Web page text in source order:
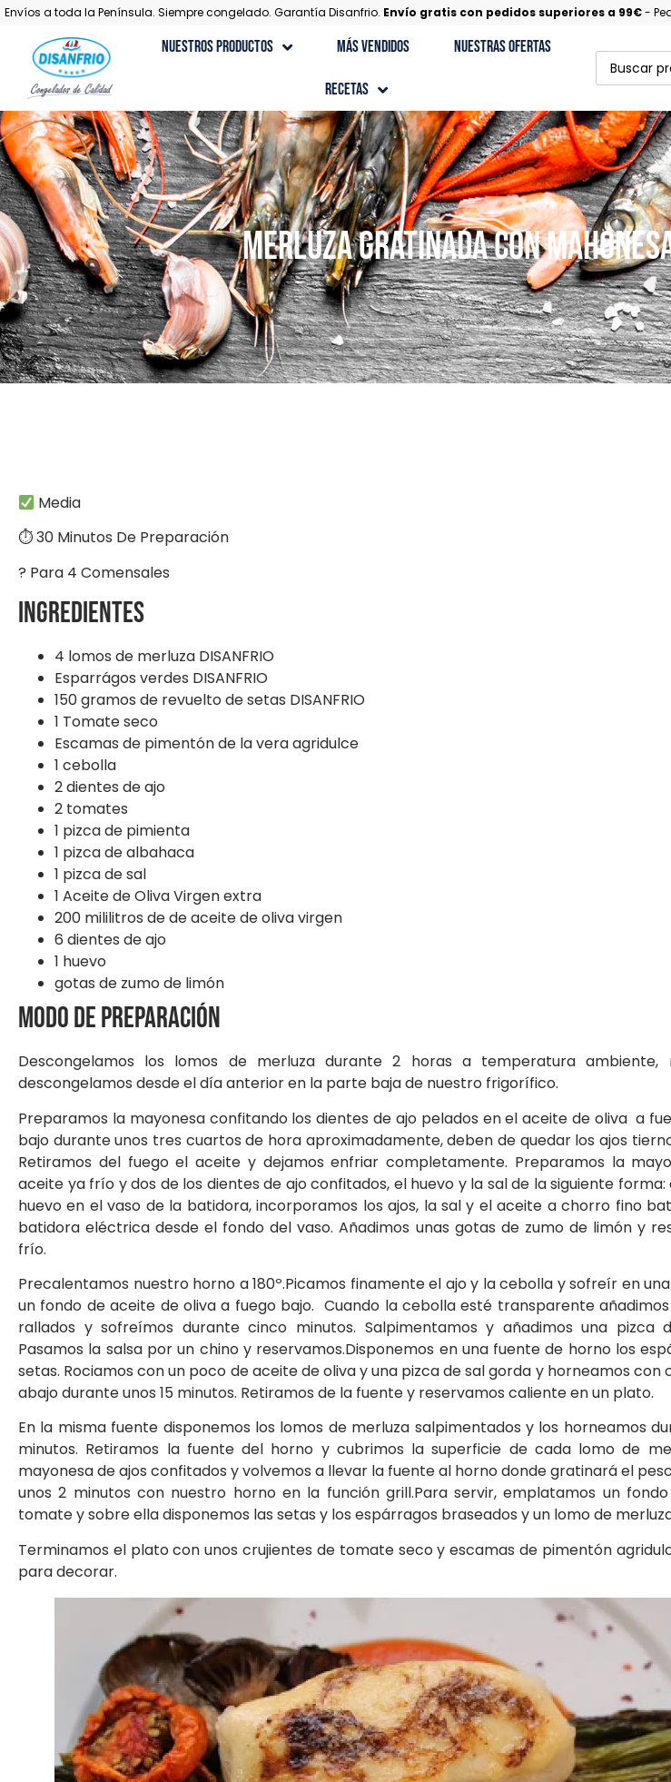
Envíos a toda la Península. Siempre congelado. Garantía Disanfrio. Envío gratis con pedidos superiores a 99€-
Nuestros Productos Más Vendidos Nuestras Ofertas
Recetas
Recetas con Carne
Recetas Gourmet
Recetas con Marisco
Recetas con Pescado
Recetas de Postres
Recetas con Verduras y Ensaladas
MERLUZA GRATINADA CON
Media
⏱ 30 Minutos De Preparación
? Para 4 Comensales
Ingredientes
4 lomos de merluza DISANFRIO
Esparrágos verdes DISANFRIO
150 gramos de revuelto de setas DISANFRIO
1 Tomate seco
Escamas de pimentón de la vera agridulce
1 cebolla
2 dientes de ajo
2 tomates
1 pizca de pimienta
1 pizca de albahaca
1 pizca de sal
1 Aceite de Oliva Virgen extra
200 mililitros de de aceite de oliva virgen
6 dientes de ajo
1 huevo
gotas de zumo de limón
Modo de preparación
Descongelamos los lomos de merluza durante 2 horas a temperatura ambiente,
descongelamos desde el día anterior en la parte baja de nuestro frigorífico.
Preparamos la mayonesa confitando los dientes de ajo pelados en el aceite de oliva a
bajo durante unos tres cuartos de hora aproximadamente, deben de quedar los ajos
Retiramos del fuego el aceite y dejamos enfriar completamente. Preparamos la
aceite ya frío y dos de los dientes de ajo confitados, el huevo y la sal de la siguiente
huevo en el vaso de la batidora, incorporamos los ajos, la sal y el aceite a chorro fino
batidora eléctrica desde el fondo del vaso. Añadimos unas gotas de zumo de limón y
frío.
Precalentamos nuestro horno a 180º.Picamos finamente el ajo y la cebolla y sofreír en
un fondo de aceite de oliva a fuego bajo. Cuando la cebolla esté transparente
rallados y sofreímos durante cinco minutos. Salpimentamos y añadimos una pizca
Pasamos la salsa por un chino y reservamos.Disponemos en una fuente de horno los
setas. Rociamos con un poco de aceite de oliva y una pizca de sal gorda y horneamos con
abajo durante unos 15 minutos. Retiramos de la fuente y reservamos caliente en un plato.
En la misma fuente disponemos los lomos de merluza salpimentados y los horneamos
minutos. Retiramos la fuente del horno y cubrimos la superficie de cada lomo de
mayonesa de ajos confitados y volvemos a llevar la fuente al horno donde gratinará el
unos 2 minutos con nuestro horno en la función grill.Para servir, emplatamos un
tomate y sobre ella disponemos las setas y los espárragos braseados y un lomo de
Terminamos el plato con unos crujientes de tomate seco y escamas de pimentón
para decorar.